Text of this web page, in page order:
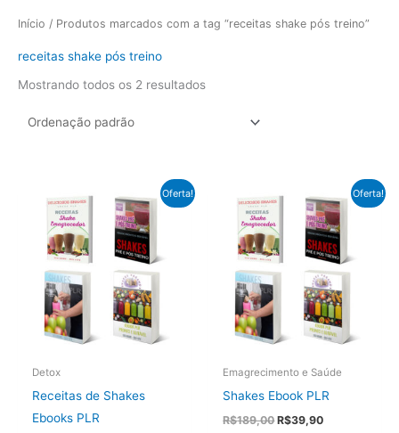
Início / Produtos marcados com a tag “receitas shake pós treino”
receitas shake pós treino
Mostrando todos os 2 resultados
Oferta!
Detox
Receitas de Shakes
Ebooks PLR
Oferta!
Emagrecimento e Saúde
Shakes Ebook PLR
R$189,00O
R$39,90O